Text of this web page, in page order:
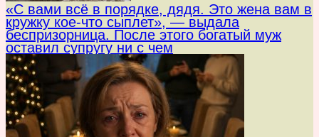
«С вами всё в порядке, дядя. Это жена вам в
кружку кое-что сыплет», — выдала
беспризорница. После этого богатый муж
оставил супругу ни с чем